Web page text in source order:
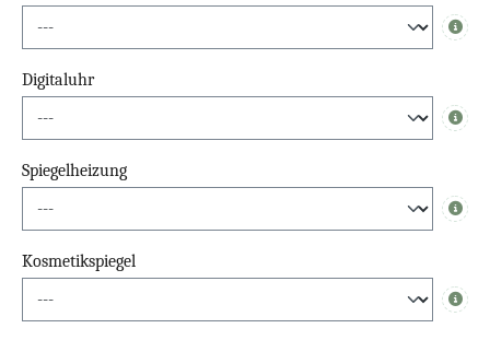
Info
Digitaluhr
Info
Spiegelheizung
Info
Kosmetikspiegel
Info